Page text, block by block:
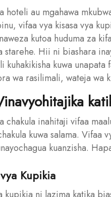
hoteli au mgahawa
vifaa vya kisasa vya
kutoa huduma za
starehe. Hii ni biashara
kuhakikisha kuwa
wa rasilimali, wateja wa
chakula inahitaji vifaa
kuwa salama. Vifaa
kuanzisha.
Kupikia